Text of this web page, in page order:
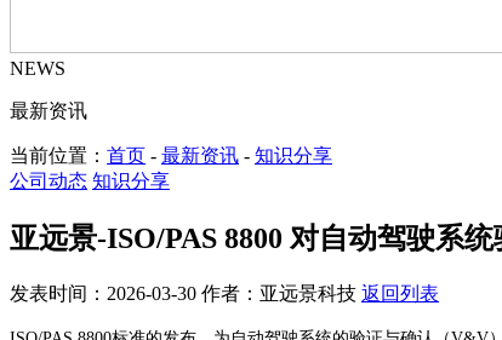
NEWS
最新资讯
当前位置： 首页 - 最新资讯 - 知识分享
公司动态 知识分享
亚远景-ISO/PAS 8800 对自动驾驶系
发表时间：2026-03-30 作者：亚远景科技 返回列表